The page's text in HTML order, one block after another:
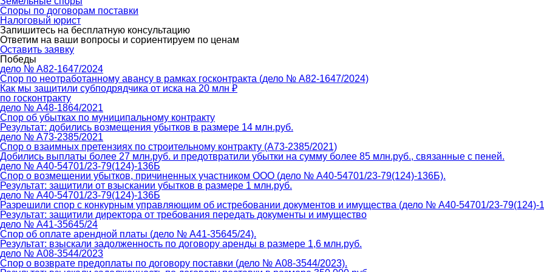
Споры по договорам поставки
Налоговый юрист
Запишитесь на бесплатную консультацию
Ответим на ваши вопросы и сориентируем по ценам
Оставить заявку
Победы
дело № А82-1647/2024
Спор по неотработанному авансу в рамках госконтракта (дело № А82-1647/2024)
Как мы защитили субподрядчика от иска на 20 млн ₽
по госконтракту
дело № А48-1864/2021
Спор об убытках по муниципальному контракту
Результат: добились возмещения убытков в размере 14 млн.руб.
дело № А73-2385/2021
Спор о взаимных претензиях по строительному контракту (А73-2385/2021)
Добились выплаты более 27 млн.руб. и предотвратили убытки на сумму более 85 млн.руб., связанные с пеней.
дело № А40-54701/23-79(124)-136Б
Спор о возмещении убытков, причиненных участником ООО (дело № А40-54701/23-79(124)-136Б).
Результат: защитили от взыскании убытков в размере 1 млн.руб.
дело № А40-54701/23-79(124)-136Б
Разрешили спор с конкурным управляющим об истребовании документов и имущества (дело № А40-54701/23-79(124)-
Результат: защитили директора от требования передать документы и имущество
дело № А41-35645/24
Спор об оплате арендной платы (дело № А41-35645/24).
Результат: взыскали задолженность по договору аренды в размере 1,6 млн.руб.
дело № А08-3544/2023
Спор о возврате предоплаты по договору поставки (дело № А08-3544/2023).